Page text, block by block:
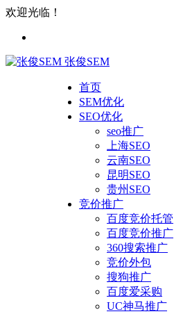
欢迎光临！
张俊SEM
首页
SEM优化
SEO优化
seo推广
上海SEO
云南SEO
昆明SEO
贵州SEO
竞价推广
百度竞价托管
百度竞价推广
360搜索推广
竞价外包
搜狗推广
百度爱采购
UC神马推广